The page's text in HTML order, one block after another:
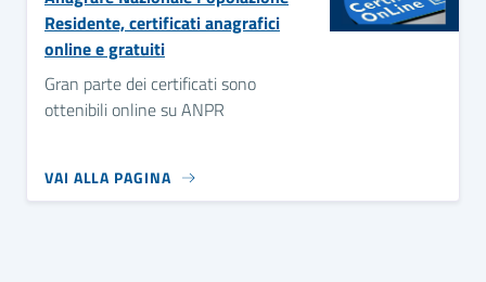
Residente, certificati anagrafici
online e gratuiti
Gran parte dei certificati sono
ottenibili online su ANPR
VAI ALLA PAGINA